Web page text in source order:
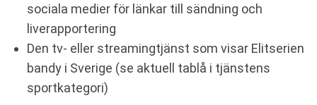
sociala medier för länkar till sändning och
liverapportering
Den tv- eller streamingtjänst som visar Elitserien
bandy i Sverige (se aktuell tablå i tjänstens
sportkategori)